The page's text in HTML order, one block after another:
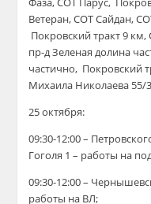
Ветеран, СОТ Сайдан,
Покровский тракт 9
пр-д Зеленая долина
частично, Покровский
Михаила Николаева 55/
25 октября:
09:30-12:00 –
Гоголя 1 – работы на
09:30-12:00 –
работы на ВЛ;